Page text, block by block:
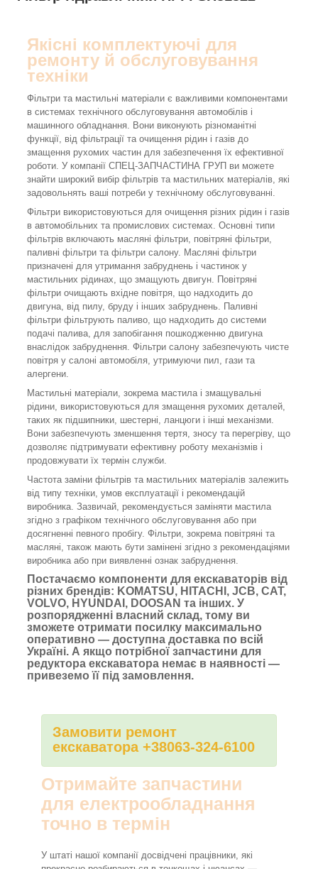
Якісні комплектуючі для
ремонту й обслуговування
техніки
Фільтри та мастильні матеріали є важливими компонентами
в системах технічного обслуговування автомобілів і
машинного обладнання. Вони виконують різноманітні
функції, від фільтрації та очищення рідин і газів до
змащення рухомих частин для забезпечення їх ефективної
роботи. У компанії СПЕЦ-ЗАПЧАСТИНА ГРУП ви можете
знайти широкий вибір фільтрів та мастильних матеріалів, які
задовольнять ваші потреби у технічному обслуговуванні.
Фільтри використовуються для очищення різних рідин і газів
в автомобільних та промислових системах. Основні типи
фільтрів включають масляні фільтри, повітряні фільтри,
паливні фільтри та фільтри салону. Масляні фільтри
призначені для утримання забруднень і частинок у
мастильних рідинах, що змащують двигун. Повітряні
фільтри очищають вхідне повітря, що надходить до
двигуна, від пилу, бруду і інших забруднень. Паливні
фільтри фільтрують паливо, що надходить до системи
подачі палива, для запобігання пошкодженню двигуна
внаслідок забруднення. Фільтри салону забезпечують чисте
повітря у салоні автомобіля, утримуючи пил, гази та
алергени.
Мастильні матеріали, зокрема мастила і змащувальні
рідини, використовуються для змащення рухомих деталей,
таких як підшипники, шестерні, ланцюги і інші механізми.
Вони забезпечують зменшення тертя, зносу та перегріву, що
дозволяє підтримувати ефективну роботу механізмів і
продовжувати їх термін служби.
Частота заміни фільтрів та мастильних матеріалів залежить
від типу техніки, умов експлуатації і рекомендацій
виробника. Зазвичай, рекомендується заміняти мастила
згідно з графіком технічного обслуговування або при
досягненні певного пробігу. Фільтри, зокрема повітряні та
масляні, також мають бути замінені згідно з рекомендаціями
виробника або при виявленні ознак забруднення.
Постачаємо компоненти для екскаваторів від
різних брендів: KOMATSU, HITACHI, JCB, CAT,
VOLVO, HYUNDAI, DOOSAN та інших. У
розпорядженні власний склад, тому ви
зможете отримати посилку максимально
оперативно — доступна доставка по всій
Україні. А якщо потрібної запчастини для
редуктора екскаватора немає в наявності —
привеземо її під замовлення.
Замовити ремонт
екскаватора +38063-324-6100
Отримайте запчастини
для електрообладнання
точно в термін
У штаті нашої компанії досвідчені працівники, які